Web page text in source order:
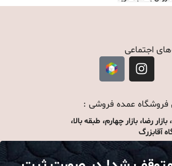
اجتماعی
عمده فروشی :
رضا، بازار چهارم، طبقه بالا،
آقابزرگ